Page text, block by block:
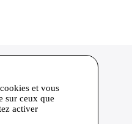
et vous
sur ceux que
activer